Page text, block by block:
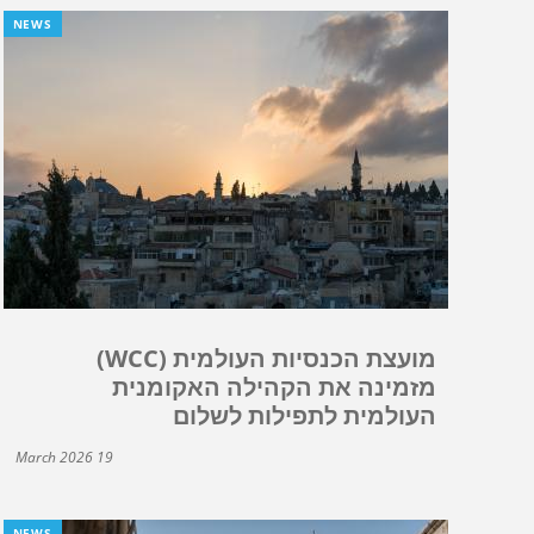
NEWS
מועצת הכנסיות העולמית (WCC)
מזמינה את הקהילה האקומנית
העולמית לתפילות לשלום
19 March 2026